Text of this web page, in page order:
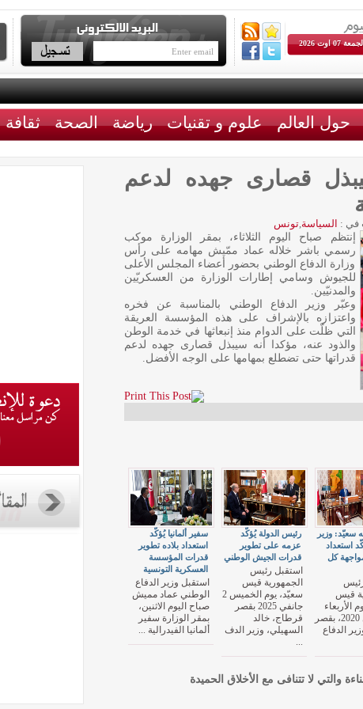
07 اوت 2026
حول العالم علوم و تقنيات رياضة الصحة
قصارى جهده لدعم
في : السياسة,تونس
إنتظم صباح اليوم الثلاثاء، بمقر الوزارة موكب
رسمي باشر خلاله عماد ممّيش مهامه على رأس
وزارة الدفاع الوطني بحضور أعضاء المجلس الأعلى
للجيوش وسامي إطارات الوزارة من العسكريّين
والمدنيّين.
وعبّر وزير الدفاع الوطني بالمناسبة عن فخره
واعتزازه بالإشراف على هذه المؤسسة العريقة
التي ظلّت على الدوام منذ إنبعاثها في خدمة الوطن
والذود عنه، مؤكدا أنه سيبذل قصارى جهده لدعم
قدراتها حتى تضطلع بمهامها على الوجه الأفضل.
سفير ألمانيا يُؤكّد
استعداد بلاده تطوير
قدرات المؤسسة
العسكرية التونسية
استقبل وزير الدفاع
الوطني عماد مميش
صباح اليوم الاثنين،
بمقر الوزارة سفير
ألمانيا الفيدرالية ...
رئيس الدولة يُؤكّد
عزمه على تطوير
قدرات الجيش الوطني
استقبل رئيس
الجمهورية قيس
سعيّد، يوم الخميس 2
جانفي 2025 بقصر
قرطاج، خالد
السهيلي، وزير الدف
...
سعيّد: وزير
استعداد
كل
قيس
الأربعاء
15 أفريل 2020، بقصر
الدفاع
والتي لا تتنافى مع الأخلاق الحميدة